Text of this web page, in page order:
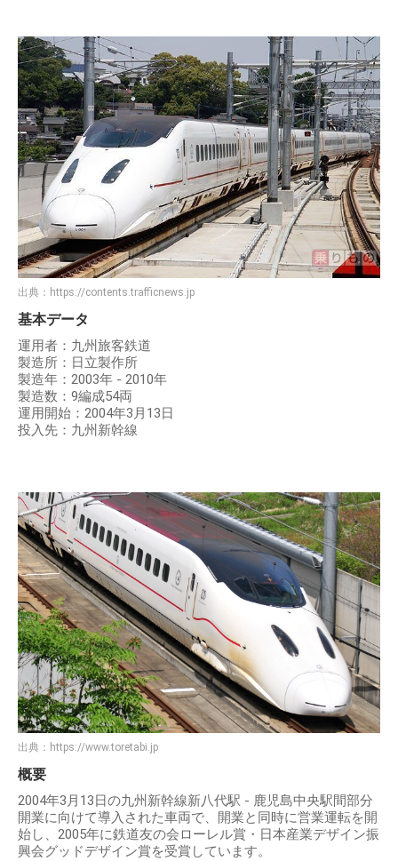
出典： https://contents.trafficnews.jp
基本データ
運用者：九州旅客鉄道
製造所：日立製作所
製造年：2003年 - 2010年
製造数：9編成54両
運用開始：2004年3月13日
投入先：九州新幹線
出典： https://www.toretabi.jp
概要
2004年3月13日の九州新幹線新八代駅 - 鹿児島中央駅間部分
開業に向けて導入された車両で、開業と同時に営業運転を開
始し、2005年に鉄道友の会ローレル賞・日本産業デザイン振
興会グッドデザイン賞を受賞しています。